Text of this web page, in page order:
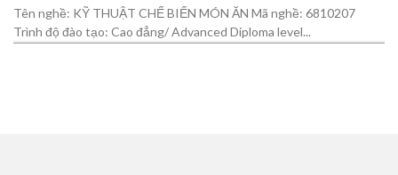
Tên nghề: KỸ THUẬT CHẾ BIẾN MÓN ĂN Mã nghề: 6810207
Trình độ đào tạo: Cao đẳng/ Advanced Diploma level...